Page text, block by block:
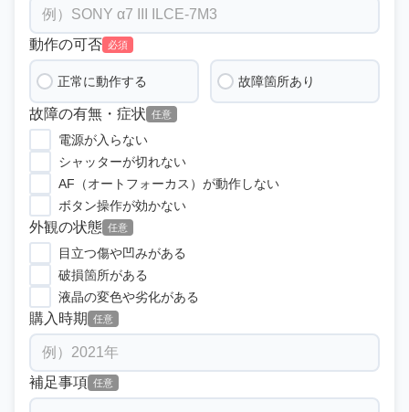
動作の可否 必須
正常に動作する 故障箇所あり
故障の有無・症状 任意
電源が入らない
シャッターが切れない
AF（オートフォーカス）が動作しない
ボタン操作が効かない
外観の状態 任意
目立つ傷や凹みがある
破損箇所がある
液晶の変色や劣化がある
購入時期 任意
補足事項 任意